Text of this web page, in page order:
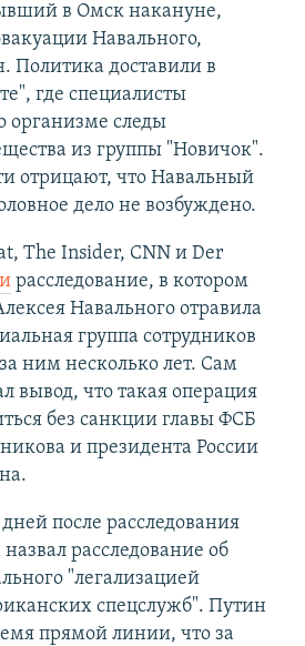
в Омск накануне,
Навального,
Политика доставили в
где специалисты
организме следы
из группы "Новичок".
отрицают, что Навальный
дело не возбуждено.
The Insider, CNN и Der
расследование, в котором
Навального отравила
группа сотрудников
ним несколько лет. Сам
вывод, что такая операция
без санкции главы ФСБ
и президента России
после расследования
расследование об
"легализацией
спецслужб". Путин
прямой линии, что за